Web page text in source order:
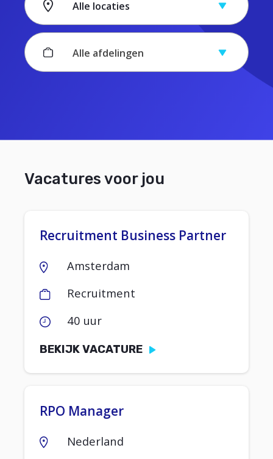
Alle locaties
Alle afdelingen
Vacatures voor jou
Recruitment Business Partner
Amsterdam
Recruitment
40 uur
BEKIJK VACATURE
RPO Manager
Nederland